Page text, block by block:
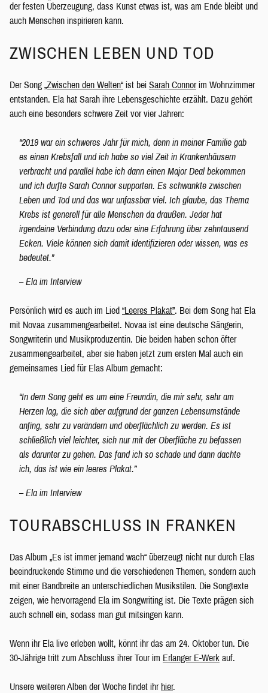
der festen Überzeugung, dass Kunst etwas ist, was am Ende bleibt und
auch Menschen inspirieren kann.
ZWISCHEN LEBEN UND TOD
Der Song „Zwischen den Welten“ ist bei Sarah Connorim Wohnzimmer
entstanden. Ela hat Sarah ihre Lebensgeschichte erzählt. Dazu gehört
auch eine besonders schwere Zeit vor vier Jahren:
“2019 war ein schweres Jahr für mich, denn in meiner Familie gab
es einen Krebsfall und ich habe so viel Zeit in Krankenhäusern
verbracht und parallel habe ich dann einen Major Deal bekommen
und ich durfte Sarah Connor supporten. Es schwankte zwischen
Leben und Tod und das war unfassbar viel. Ich glaube, das Thema
Krebs ist generell für alle Menschen da draußen. Jeder hat
irgendeine Verbindung dazu oder eine Erfahrung über zehntausend
Ecken. Viele können sich damit identifizieren oder wissen, was es
bedeutet.”
– Ela im Interview
Persönlich wird es auch im Lied “Leeres Plakat”. Bei dem Song hat Ela
mit Novaa zusammengearbeitet. Novaa ist eine deutsche Sängerin,
Songwriterin und Musikproduzentin. Die beiden haben schon öfter
zusammengearbeitet, aber sie haben jetzt zum ersten Mal auch ein
gemeinsames Lied für Elas Album gemacht:
“In dem Song geht es um eine Freundin, die mir sehr, sehr am
Herzen lag, die sich aber aufgrund der ganzen Lebensumstände
anfing, sehr zu verändern und oberflächlich zu werden. Es ist
schließlich viel leichter, sich nur mit der Oberfläche zu befassen
als darunter zu gehen. Das fand ich so schade und dann dachte
ich, das ist wie ein leeres Plakat.”
– Ela im Interview
TOURABSCHLUSS IN FRANKEN
Das Album „Es ist immer jemand wach“ überzeugt nicht nur durch Elas
beeindruckende Stimme und die verschiedenen Themen, sondern auch
mit einer Bandbreite an unterschiedlichen Musikstilen. Die Songtexte
zeigen, wie hervorragend Ela im Songwriting ist. Die Texte prägen sich
auch schnell ein, sodass man gut mitsingen kann.
Wenn ihr Ela live erleben wollt, könnt ihr das am 24. Oktober tun. Die
30-Jährige tritt zum Abschluss ihrer Tour im Erlanger E-Werk auf.
Unsere weiteren Alben der Woche findet ihr hier.